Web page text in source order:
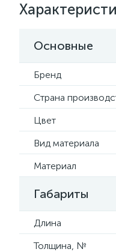
Основные
Бренд
Страна
Цвет
Вид материала
Материал
Габариты
Длина
Толщина, №